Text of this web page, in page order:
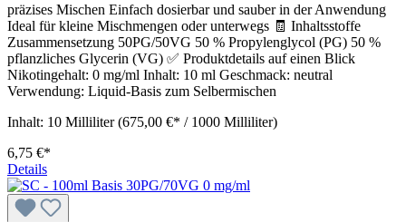
präzises Mischen Einfach dosierbar und sauber in der Anwendung
Ideal für kleine Mischmengen oder unterwegs 🧾 Inhaltsstoffe
Zusammensetzung 50PG/50VG 50 % Propylenglycol (PG) 50 %
pflanzliches Glycerin (VG) ✅ Produktdetails auf einen Blick
Nikotingehalt: 0 mg/ml Inhalt: 10 ml Geschmack: neutral
Verwendung: Liquid-Basis zum Selbermischen
Inhalt: 10 Milliliter(675,00 €* / 1000 Milliliter)
6,75 €*
Details